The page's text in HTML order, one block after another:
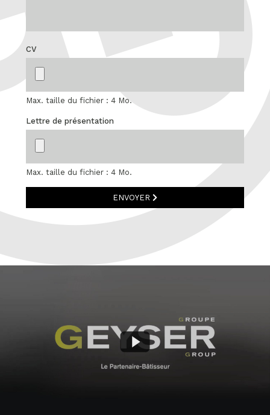
CV
Max. taille du fichier : 4 Mo.
Lettre de présentation
Max. taille du fichier : 4 Mo.
ENVOYER